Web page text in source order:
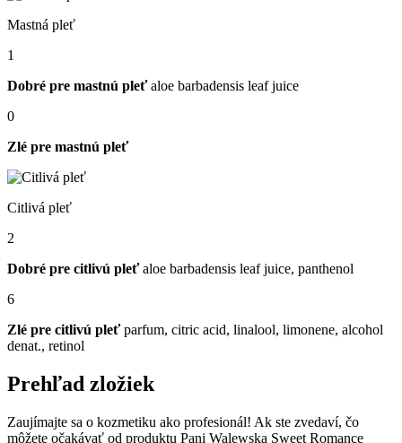
Mastná pleť
1
Dobré pre mastnú pleť aloe barbadensis leaf juice
0
Zlé pre mastnú pleť
Citlivá pleť
2
Dobré pre citlivú pleť aloe barbadensis leaf juice, panthenol
6
Zlé pre citlivú pleť parfum, citric acid, linalool, limonene, alcohol
denat., retinol
Prehľad zložiek
Zaujímajte sa o kozmetiku ako profesionál! Ak ste zvedaví, čo
môžete očakávať od produktu Pani Walewska Sweet Romance